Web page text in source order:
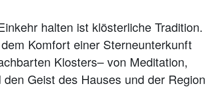
halten ist klösterliche Tradition.
Komfort einer Sterneunterkunft
Klosters– von Meditation,
Geist des Hauses und der Region